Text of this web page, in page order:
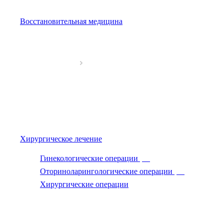
Восстановительная медицина
Хирургическое лечение
Гинекологические операции
Оториноларингологические операции
Хирургические операции